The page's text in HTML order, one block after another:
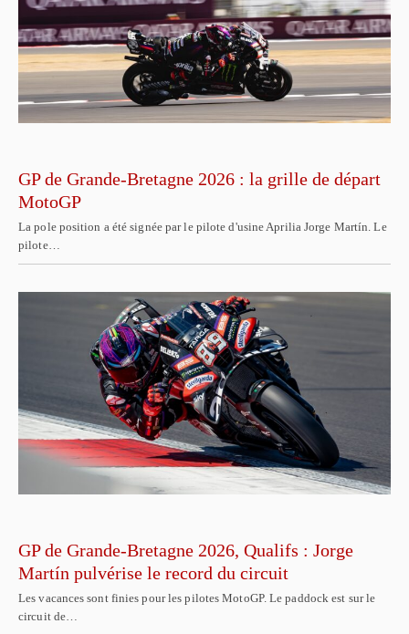
GP de Grande-Bretagne 2026 : la grille de départ
MotoGP
La pole position a été signée par le pilote d'usine Aprilia Jorge Martín. Le
pilote…
GP de Grande-Bretagne 2026, Qualifs : Jorge
Martín pulvérise le record du circuit
Les vacances sont finies pour les pilotes MotoGP. Le paddock est sur le
circuit de…